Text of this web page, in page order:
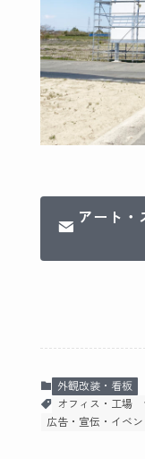
アート・
外観改装・看板
オフィス・工場
広告・宣伝・イベン